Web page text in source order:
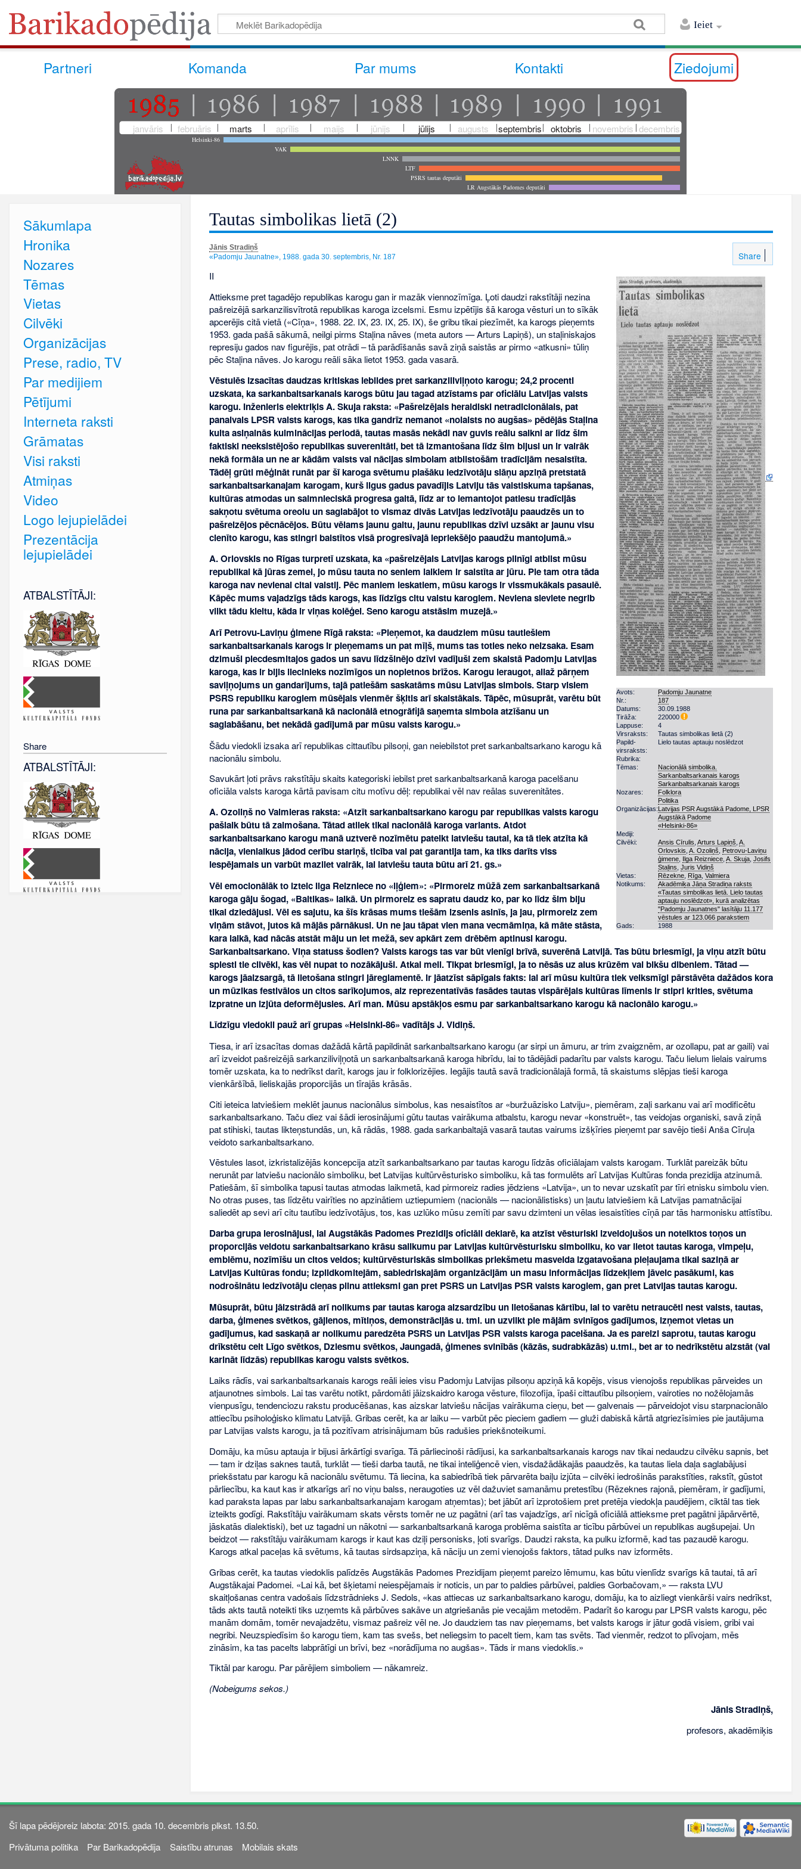
Ieiet
Partneri Komanda Par mums Kontakti Ziedojumi
janvāris februāris marts aprīlis maijs jūnijs jūlijs augusts septembris oktobris novembris decembris
Helsinki-86
VAK
LNNK
LTF
PSRS tautas deputāti
LR Augstākās Padomes deputāti
Tautas simbolikas lietā (2)
Share
Jānis Stradiņš
«Padomju Jaunatne», 1988. gada 30. septembris, Nr. 187
Avots:
Padomju Jaunatne
Nr.:
187
Datums:
30.09.1988
Tirāža:
220000
Lappuse:
4
Virsraksts:
Tautas simbolikas lietā (2)
Papild­
virsraksts:
Lielo tautas aptauju noslēdzot
Rubrika:
Tēmas:
Nacionālā simbolika.
Sarkanbaltsarkanais karogs
Sarkanbaltsarkanais karogs
Nozares:
Folklora
Politika
Organizācijas:Latvijas PSR Augstākā Padome, LPSR
Augstākā Padome
«Helsinki-86»
Mediji:
Cilvēki:
Ansis Cīrulis ,Arturs Lapiņš ,A.
Orlovskis ,A. Ozoliņš
Petrovu-Laviņu
ģimene Ilga Reizniece ,A. Skuja ,Josifs
Staļins ,Juris Vidiņš
Vietas:
Rēzekne Rīga ,Valmiera
Notikums:
Akadēmiķa Jāņa Stradiņa raksts
«Tautas simbolikas lietā. Lielo tautas
aptauju noslēdzot», kurā analizētas
"Padomju Jaunatnes" lasītāju 11.177
vēstules ar 123.066 parakstiem
Gads:
1988
II
Attieksme pret tagadējo republikas karogu gan ir mazāk viennozīmīga. Ļoti daudzi rakstītāji nezina
pašreizējā sarkanzilisvītrotā republikas karoga izcelsmi. Esmu izpētījis šā karoga vēsturi un to sīkāk
apcerējis citā vietā («Cīņa», 1988. 22. IX, 23. IX, 25. IX), še gribu tikai piezīmēt, ka karogs pieņemts
1953. gada pašā sākumā, neilgi pirms Staļina nāves (meta autors — Arturs Lapiņš), un staļiniskajos
represiju gados nav figurējis, pat otrādi – tā parādīšanās savā ziņā saistās ar pirmo «atkusni» tūliņ
pēc Staļina nāves. Jo karogu reāli sāka lietot 1953. gada vasarā.
Vēstulēs izsacītas daudzas kritiskas iebildes pret sarkanziliviļņoto karogu; 24,2 procenti
uzskata, ka sarkanbaltsarkanais karogs būtu jau tagad atzīstams par oficiālu Latvijas valsts
karogu. Inženieris elektriķis A. Skuja raksta: «Pašreizējais heraldiski netradicionālais, pat
panaivais LPSR valsts karogs, kas tika gandrīz nemanot «nolaists no augšas» pēdējās Staļina
kulta asiņainās kulminācijas periodā, tautas masās nekādi nav guvis reālu saikni ar līdz šim
faktiski neeksistējošo republikas suverenitāti, bet tā izmantošana līdz šim bijusi un ir vairāk
nekā formāla un ne ar kādām valsts vai nācijas simbolam atbilstošām tradīcijām nesaistīta.
Tādēļ grūti mēģināt runāt par šī karoga svētumu plašāku iedzīvotāju slāņu apziņā pretstatā
sarkanbaltsarkanajam karogam, kurš ilgus gadus pavadījis Latviju tās valstiskuma tapšanas,
kultūras atmodas un saimnieciskā progresa gaitā, līdz ar to iemantojot patiesu tradīcijās
sakņotu svētuma oreolu un saglabājot to vismaz divās Latvijas iedzīvotāju paaudzēs un to
pašreizējos pēcnācējos. Būtu vēlams jaunu gaitu, jaunu republikas dzīvi uzsākt ar jaunu visu
cienīto karogu, kas stingri balstītos visā progresīvajā iepriekšējo paaudžu mantojumā.»
A. Orlovskis no Rīgas turpretī uzskata, ka «pašreizējais Latvijas karogs pilnīgi atbilst mūsu
republikai kā jūras zemei, jo mūsu tauta no seniem laikiem ir saistīta ar jūru. Pie tam otra tāda
karoga nav nevienai citai valstij. Pēc maniem ieskatiem, mūsu karogs ir vissmukākais pasaulē.
Kāpēc mums vajadzīgs tāds karogs, kas līdzīgs citu valstu karogiem. Neviena sieviete negrib
vilkt tādu kleitu, kāda ir viņas kolēģei. Seno karogu atstāsim muzejā.»
Arī Petrovu-Laviņu ģimene Rīgā raksta: «Pieņemot, ka daudziem mūsu tautiešiem
sarkanbaltsarkanais karogs ir pieņemams un pat mīļš, mums tas toties neko neizsaka. Esam
dzimuši piecdesmitajos gados un savu līdzšinējo dzīvi vadījuši zem skaistā Padomju Latvijas
karoga, kas ir bijis liecinieks nozīmīgos un nopietnos brīžos. Karogu ieraugot, allaž pārņem
saviļņojums un gandarījums, tajā patiešām saskatāms mūsu Latvijas simbols. Starp visiem
PSRS republiku karogiem mūsējais vienmēr šķitis arī skaistākais. Tāpēc, mūsuprāt, varētu būt
runa par sarkanbaltsarkanā kā nacionālā etnogrāfijā saņemta simbola atzīšanu un
saglabāšanu, bet nekādā gadījumā par mūsu valsts karogu.»
Šādu viedokli izsaka arī republikas cittautību pilsoņi, gan neiebilstot pret sarkanbaltsarkano karogu kā
nacionālu simbolu.
Savukārt ļoti prāvs rakstītāju skaits kategoriski iebilst pret sarkanbaltsarkanā karoga pacelšanu
oficiāla valsts karoga kārtā pavisam citu motīvu dēļ: republikai vēl nav reālas suverenitātes.
A. Ozoliņš no Valmieras raksta: «Atzīt sarkanbaltsarkano karogu par republikas valsts karogu
pašlaik būtu tā zaimošana. Tātad atliek tikai nacionālā karoga variants. Atdot
sarkanbaltsarkano karogu manā uztverē nozīmētu pateikt latviešu tautai, ka tā tiek atzīta kā
nācija, vienlaikus jādod cerību stariņš, ticība vai pat garantija tam, ka tiks darīts viss
iespējamais un varbūt mazliet vairāk, lai latviešu tauta būtu arī 21. gs.»
Vēl emocionālāk to izteic Ilga Reizniece no «lļģiem»: «Pirmoreiz mūžā zem sarkanbaltsarkanā
karoga gāju šogad, «Baltikas» laikā. Un pirmoreiz es sapratu daudz ko, par ko līdz šim biju
tikai dziedājusi. Vēl es sajutu, ka šīs krāsas mums tiešām izsenis asinīs, ja jau, pirmoreiz zem
viņām stāvot, jutos kā mājās pārnākusi. Un ne jau tāpat vien mana vecmāmiņa, kā māte stāsta,
kara laikā, kad nācās atstāt māju un iet mežā, sev apkārt zem drēbēm aptinusi karogu.
Sarkanbaltsarkano. Viņa statuss šodien? Valsts karogs tas var būt vienīgi brīvā, suverēnā Latvijā. Tas būtu briesmīgi, ja viņu atzīt būtu
spiesti tie cilvēki, kas vēl nupat to nozākājuši. Atkal meli. Tikpat briesmīgi, ja to nēsās uz alus krūzēm vai bikšu dibeniem. Tātad —
karogs jāaizsargā, tā lietošana stingri jāreglamentē. Ir jāatzīst sāpīgais fakts: lai arī mūsu kultūra tiek veiksmīgi pārstāvēta dažādos kora
un mūzikas festivālos un citos sarīkojumos, aiz reprezentatīvās fasādes tautas vispārējais kultūras līmenis ir stipri krities, svētuma
izpratne un izjūta deformējusies. Arī man. Mūsu apstākļos esmu par sarkanbaltsarkano karogu kā nacionālo karogu.»
Līdzīgu viedokli pauž arī grupas «Helsinki-86» vadītājs J. Vidiņš.
Tiesa, ir arī izsacītas domas dažādā kārtā papildināt sarkanbaltsarkano karogu (ar sirpi un āmuru, ar trim zvaigznēm, ar ozollapu, pat ar gaili) vai
arī izveidot pašreizējā sarkanziliviļņotā un sarkanbaltsarkanā karoga hibrīdu, lai to tādējādi padarītu par valsts karogu. Taču lielum lielais vairums
tomēr uzskata, ka to nedrīkst darīt, karogs jau ir folklorizējies. Iegājis tautā savā tradicionālajā formā, tā skaistums slēpjas tieši karoga
vienkāršībā, lieliskajās proporcijās un tīrajās krāsās.
Citi ieteica latviešiem meklēt jaunus nacionālus simbolus, kas nesaistītos ar «buržuāzisko Latviju», piemēram, zaļi sarkanu vai arī modificētu
sarkanbaltsarkano. Taču diez vai šādi ierosinājumi gūtu tautas vairākuma atbalstu, karogu nevar «konstruēt», tas veidojas organiski, savā ziņā
pat stihiski, tautas likteņstundās, un, kā rādās, 1988. gada sarkanbaltajā vasarā tautas vairums izšķīries pieņemt par savējo tieši Anša Cīruļa
veidoto sarkanbaltsarkano.
Vēstules lasot, izkristalizējās koncepcija atzīt sarkanbaltsarkano par tautas karogu līdzās oficiālajam valsts karogam. Turklāt pareizāk būtu
nerunāt par latviešu nacionālo simboliku, bet Latvijas kultūrvēsturisko simboliku, kā tas formulēts arī Latvijas Kultūras fonda prezidija atzinumā.
Patiešām, šī simbolika tapusi tautas atmodas laikmetā, kad pirmoreiz radies jēdziens «Latvija», un to nevar uzskatīt par tīri etnisku simbolu vien.
No otras puses, tas līdzētu vairīties no apzinātiem uztiepumiem (nacionāls — nacionālistisks) un ļautu latviešiem kā Latvijas pamatnācijai
saliedēt ap sevi arī citu tautību iedzīvotājus, tos, kas uzlūko mūsu zemīti par savu dzimteni un vēlas iesaistīties cīņā par tās harmonisku attīstību.
Darba grupa ierosinājusi, lai Augstākās Padomes Prezidijs oficiāli deklarē, ka atzīst vēsturiski izveidojušos un noteiktos toņos un
proporcijās veidotu sarkanbaltsarkano krāsu salikumu par Latvijas kultūrvēsturisku simboliku, ko var lietot tautas karoga, vimpeļu,
emblēmu, nozīmīšu un citos veidos; kultūrvēsturiskās simbolikas priekšmetu masveida izgatavošana pieļaujama tikai saziņā ar
Latvijas Kultūras fondu; izpildkomitejām, sabiedriskajām organizācijām un masu informācijas līdzekļiem jāveic pasākumi, kas
nodrošinātu iedzīvotāju cieņas pilnu attieksmi gan pret PSRS un Latvijas PSR valsts karogiem, gan pret Latvijas tautas karogu.
Mūsuprāt, būtu jāizstrādā arī nolikums par tautas karoga aizsardzību un lietošanas kārtību, lai to varētu netraucēti nest valsts, tautas,
darba, ģimenes svētkos, gājienos, mītiņos, demonstrācijās u. tml. un uzvilkt pie mājām svinīgos gadījumos, izņemot vietas un
gadījumus, kad saskaņā ar nolikumu paredzēta PSRS un Latvijas PSR valsts karoga pacelšana. Ja es pareizi saprotu, tautas karogu
drīkstētu celt Līgo svētkos, Dziesmu svētkos, Jaungadā, ģimenes svinībās (kāzās, sudrabkāzās) u.tml., bet ar to nedrīkstētu aizstāt (vai
karināt līdzās) republikas karogu valsts svētkos.
Laiks rādīs, vai sarkanbaltsarkanais karogs reāli ieies visu Padomju Latvijas pilsoņu apziņā kā kopējs, visus vienojošs republikas pārveides un
atjaunotnes simbols. Lai tas varētu notikt, pārdomāti jāizskaidro karoga vēsture, filozofija, īpaši cittautību pilsoņiem, vairoties no nožēlojamās
vienpusīgu, tendenciozu rakstu producēšanas, kas aizskar latviešu nācijas vairākuma cieņu, bet — galvenais — pārveidojot visu starpnacionālo
attiecību psiholoģisko klimatu Latvijā. Gribas cerēt, ka ar laiku — varbūt pēc pieciem gadiem — gluži dabiskā kārtā atgriezīsimies pie jautājuma
par Latvijas valsts karogu, ja tā pozitīvam atrisinājumam būs radušies priekšnoteikumi.
Domāju, ka mūsu aptauja ir bijusi ārkārtīgi svarīga. Tā pārliecinoši rādījusi, ka sarkanbaltsarkanais karogs nav tikai nedaudzu cilvēku sapnis, bet
— tam ir dziļas saknes tautā, turklāt — tieši darba tautā, ne tikai inteliģencē vien, visdažādākajās paaudzēs, ka tautas liela daļa saglabājusi
priekšstatu par karogu kā nacionālu svētumu. Tā liecina, ka sabiedrībā tiek pārvarēta baiļu izjūta – cilvēki iedrošinās parakstīties, rakstīt, gūstot
pārliecību, ka kaut kas ir atkarīgs arī no viņu balss, neraugoties uz vēl dažuviet samanāmu pretestību (Rēzeknes rajonā, piemēram, ir gadījumi,
kad paraksta lapas par labu sarkanbaltsarkanajam karogam atņemtas); bet jābūt arī izprotošiem pret pretēja viedokļa paudējiem, ciktāl tas tiek
izteikts godīgi. Rakstītāju vairākumam skats vērsts tomēr ne uz pagātni (arī tas vajadzīgs, arī nicīgā oficiālā attieksme pret pagātni jāpārvērtē,
jāskatās dialektiski), bet uz tagadni un nākotni — sarkanbaltsarkanā karoga problēma saistīta ar ticību pārbūvei un republikas augšupejai. Un
beidzot — rakstītāju vairākumam karogs ir kaut kas dziļi personisks, ļoti svarīgs. Daudzi raksta, ka pulku izformē, kad tas pazaudē karogu.
Karogs atkal paceļas kā svētums, kā tautas sirdsapziņa, kā nāciju un zemi vienojošs faktors, tātad pulks nav izformēts.
Gribas cerēt, ka tautas viedoklis palīdzēs Augstākās Padomes Prezidijam pieņemt pareizo lēmumu, kas būtu vienlīdz svarīgs kā tautai, tā arī
Augstākajai Padomei. «Lai kā, bet šķietami neiespējamais ir noticis, un par to paldies pārbūvei, paldies Gorbačovam,» — raksta LVU
skaitļošanas centra vadošais līdzstrādnieks J. Sedols, «kas attiecas uz sarkanbaltsarkano karogu, domāju, ka to aizliegt vienkārši vairs nedrīkst,
tāds akts tautā noteikti tiks uzņemts kā pārbūves sakāve un atgriešanās pie vecajām metodēm. Padarīt šo karogu par LPSR valsts karogu, pēc
manām domām, tomēr nevajadzētu, vismaz pašreiz vēl ne. Jo daudziem tas nav pieņemams, bet valsts karogs ir jātur godā visiem, gribi vai
negribi. Neuzspiedīsim šo karogu tiem, kam tas svešs, bet neliegsim to pacelt tiem, kam tas svēts. Tad vienmēr, redzot to plīvojam, mēs
zināsim, ka tas pacelts labprātīgi un brīvi, bez «norādījuma no augšas». Tāds ir mans viedoklis.»
Tiktāl par karogu. Par pārējiem simboliem — nākamreiz.
(Nobeigums sekos.)
Jānis Stradiņš,
profesors, akadēmiķis
Sākumlapa
Hronika
Nozares
Tēmas
Vietas
Cilvēki
Organizācijas
Prese, radio, TV
Par medijiem
Pētījumi
Interneta raksti
Grāmatas
Visi raksti
Atmiņas
Video
Logo lejupielādei
Prezentācija
lejupielādei
ATBALSTĪTĀJI:
Share
ATBALSTĪTĀJI:
Šī lapa pēdējoreiz labota: 2015. gada 10. decembris plkst. 13.50.
Privātuma politika
Par Barikadopēdija Saistību atrunas Mobilais skats